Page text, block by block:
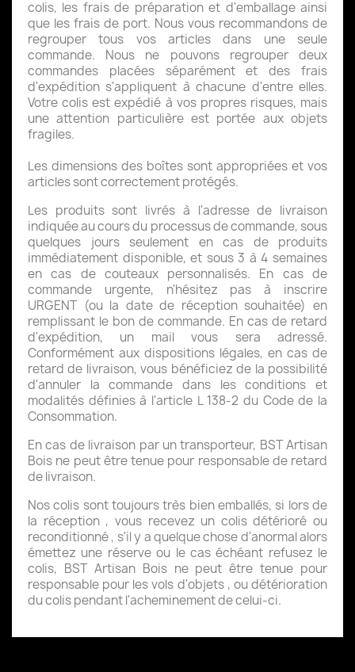
colis, les frais de préparation et d'emballage ainsi
que les frais de port. Nous vous recommandons de
regrouper tous vos articles dans une seule
commande. Nous ne pouvons regrouper deux
commandes placées séparément et des frais
d'expédition s'appliquent à chacune d'entre elles.
Votre colis est expédié à vos propres risques, mais
une attention particulière est portée aux objets
fragiles.
Les dimensions des boîtes sont appropriées et vos
articles sont correctement protégés.
Les produits sont livrés à l'adresse de livraison
indiquée au cours du processus de commande, sous
quelques jours seulement en cas de produits
immédiatement disponible, et sous 3 à 4 semaines
en cas de couteaux personnalisés. En cas de
commande urgente, n'hésitez pas à inscrire
URGENT (ou la date de réception souhaitée) en
remplissant le bon de commande. En cas de retard
d'expédition, un mail vous sera adressé.
Conformément aux dispositions légales, en cas de
retard de livraison, vous bénéficiez de la possibilité
d'annuler la commande dans les conditions et
modalités définies à l'article L 138-2 du Code de la
Consommation.
En cas de livraison par un transporteur, BST Artisan
Bois ne peut être tenue pour responsable de retard
de livraison.
Nos colis sont toujours très bien emballés, si lors de
la réception , vous recevez un colis détérioré ou
reconditionné , s'il y a quelque chose d'anormal alors
émettez une réserve ou le cas échéant refusez le
colis, BST Artisan Bois ne peut être tenue pour
responsable pour les vols d'objets , ou détérioration
du colis pendant l'acheminement de celui-ci.